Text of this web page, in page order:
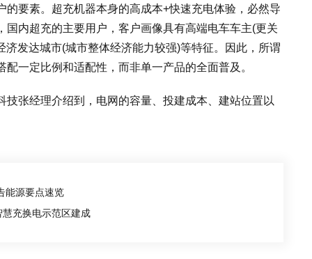
要素。超充机器本身的高成本+快速充电体验，必然导
内超充的主要用户，客户画像具有高端电车车主(更关
发达城市(城市整体经济能力较强)等特征。因此，所谓
一定比例和适配性，而非单一产品的全面普及。
张经理介绍到，电网的容量、投建成本、建站位置以
能源要点速览
充换电示范区建成